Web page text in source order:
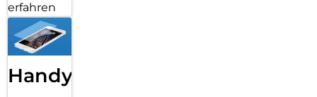
erfahren
Handy